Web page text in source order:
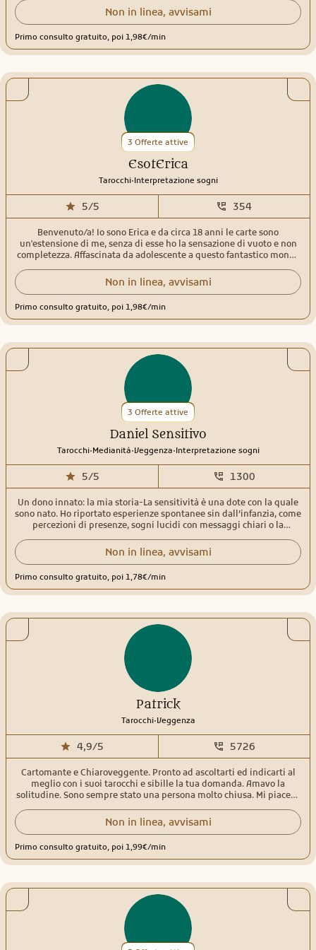
situazione attuale e tracciare un percorso evolutivo su misura per
te.
Non in linea, avvisami
Primo consulto gratuito, poi 1,98€/min
3 Offerte attive
EsotErica
Tarocchi.Interpretazione sogni
5/5 354
Benvenuto/a! Io sono Erica e da circa 18 anni le carte sono
un'estensione di me, senza di esse ho la sensazione di vuoto e non
completezza. Affascinata da adolescente a questo fantastico mondo
stessa cosa per l'interpretazione dei sogni, sentii il richiamo e non
ho mai smesso. Nelle mie letture utilizzo tarocchi, sibille ed oracoli,
cartomantico ed uno tarologico, quindi legato anche
all'introspezione e alla scoperta del nostro io. Da sempre metto a
mi è possibile. Tendo a non fornire tempistiche precise, sia per
evitare il pensiero ossessivo sia perché è relativo alle energie. Il mio
obiettivo principale è trasmettere chiarezza, empatia e serenità.
Non in linea, avvisami
Primo consulto gratuito, poi 1,98€/min
3 Offerte attive
Daniel Sensitivo
Tarocchi.Medianità.Veggenza.Interpretazione sogni
5/5 1300
Un dono innato: la mia storia-La sensitività è una dote con la quale
sono nato. Ho riportato esperienze spontanee sin dall’infanzia, come
percezioni di presenze, sogni lucidi con messaggi chiari o la
esperienze precoci hanno plasmato il mio percorso, portandomi a
comprendere e affinare il mio dono per metterlo al servizio degli
supportoLe persone che si rivolgono a me possono aspettarsi
empatia, verità, comprensione, supporto e consigli pratici per
esplorare vari temi come amore, famiglia, lavoro e finanza, fornendo
risposte e orientamento per risolvere preoccupazioni e chiarire
pensieri. Il mio approccio è Il mio approccio è guidato dalla volontà
di offrirti una guida autentica e costruttiva per il tuo benessere.
Non in linea, avvisami
Primo consulto gratuito, poi 1,78€/min
Patrick
Tarocchi.Veggenza
4,9/5 5726
Cartomante e Chiaroveggente. Pronto ad ascoltarti ed indicarti al
meglio con i suoi tarocchi e sibille la tua domanda. Amavo la
solitudine. Sono sempre stato una persona molto chiusa. Mi piaceva
meraviglioso e magico. Però allo stesso tempo avevo una
grandissima voglia di comunicare quello che i miei tarocchi e carte
Interpretarli al meglio, dando una visione eccezionale a chiunque
avevo davanti a me. Con il tempo è diventato sempre qualcosa di
nonna, avvenuta nel 2005, ho passato un lungo periodo di
sofferenza, rifiuto, dove sicuramente mi ha molto segnato. Da li in
poi è cambiato tutto. La mia vita ordinaria e la mia quotidianità ha
incominciato ad essere vissuta in modo diverso. Lei era, è, sarà
sempre con me. Il mio oracolo ed angelo custode. Mentalmente e
psicologicamente non accettavo che fosse successa questa cosa. Ero
Non in linea, avvisami
Primo consulto gratuito, poi 1,99€/min